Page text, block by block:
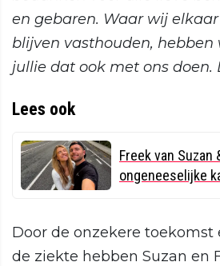
en gebaren. Waar wij
blijven vasthouden, hebben
jullie dat ook met ons doen.
Lees ook
Freek van Suzan
ongeneeselijke
Door de onzekere toekomst
de ziekte hebben Suzan en